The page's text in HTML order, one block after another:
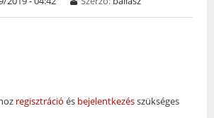
regisztráció és bejelentkezésszükséges